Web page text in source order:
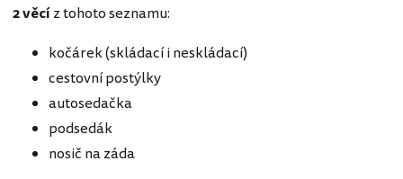
2 věcíz tohoto seznamu:
kočárek (skládací i neskládací)
cestovní postýlky
autosedačka
podsedák
nosič na záda